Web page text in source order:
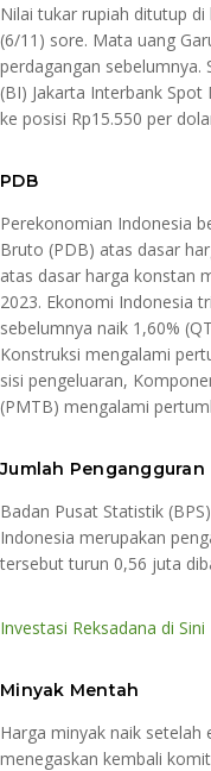
Nilai tukar rupiah ditutup di
(6/11) sore. Mata uang
perdagangan sebelumnya.
(BI) Jakarta Interbank
ke posisi Rp15.550 per
PDB
Perekonomian Indonesia
Bruto (PDB) atas dasar
atas dasar harga konstan
2023. Ekonomi Indonesia
sebelumnya naik 1,60%
Konstruksi mengalami
sisi pengeluaran,
(PMTB) mengalami
Jumlah Pengangguran
Badan Pusat Statistik
Indonesia merupakan
tersebut turun 0,56 juta
Investasi Reksadana di Sini
Minyak Mentah
Harga minyak naik setelah
menegaskan kembali